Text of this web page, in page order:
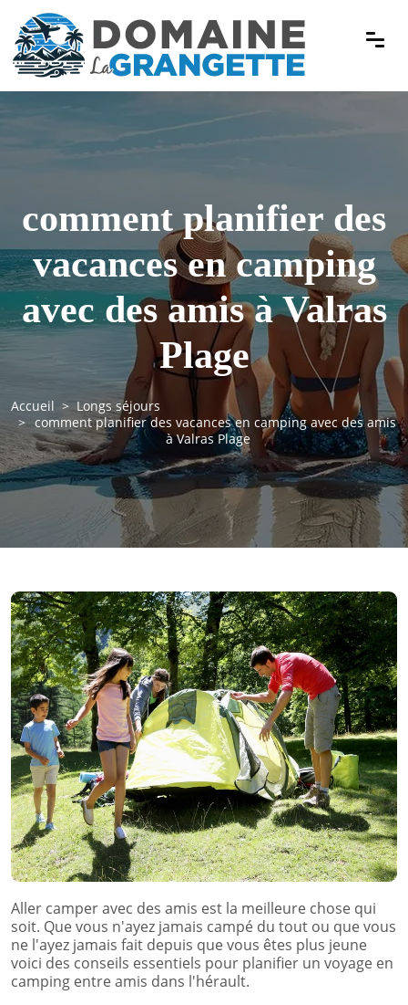
comment planifier des
vacances en camping
avec des amis à Valras
Plage
Accueil
Longs séjours
comment planifier des vacances en camping avec des amis
à Valras Plage
Aller camper avec des amis est la meilleure chose qui
soit. Que vous n'ayez jamais campé du tout ou que vous
ne l'ayez jamais fait depuis que vous êtes plus jeune
voici des conseils essentiels pour planifier un voyage en
camping entre amis dans l'hérault.